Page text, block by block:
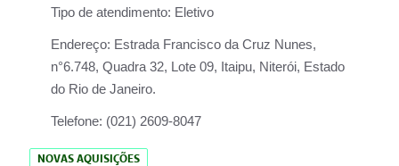
Tipo de atendimento: Eletivo
Endereço: Estrada Francisco da Cruz Nunes,
n°6.748, Quadra 32, Lote 09, Itaipu, Niterói, Estado
do Rio de Janeiro.
Telefone: (021) 2609-8047
NOVAS AQUISIÇÕES